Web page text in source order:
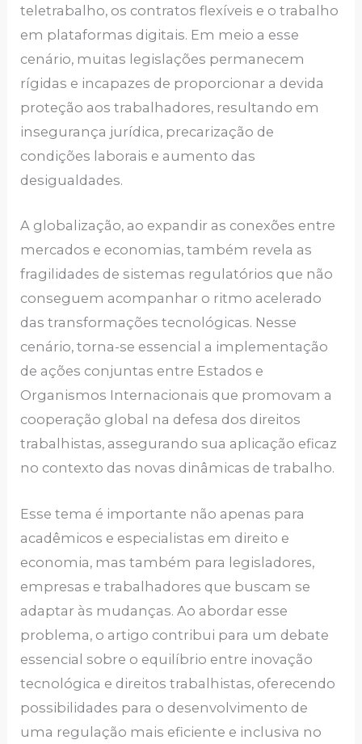
teletrabalho, os contratos flexíveis e o trabalho
em plataformas digitais. Em meio a esse
cenário, muitas legislações permanecem
rígidas e incapazes de proporcionar a devida
proteção aos trabalhadores, resultando em
insegurança jurídica, precarização de
condições laborais e aumento das
desigualdades.
A globalização, ao expandir as conexões entre
mercados e economias, também revela as
fragilidades de sistemas regulatórios que não
conseguem acompanhar o ritmo acelerado
das transformações tecnológicas. Nesse
cenário, torna-se essencial a implementação
de ações conjuntas entre Estados e
Organismos Internacionais que promovam a
cooperação global na defesa dos direitos
trabalhistas, assegurando sua aplicação eficaz
no contexto das novas dinâmicas de trabalho.
Esse tema é importante não apenas para
acadêmicos e especialistas em direito e
economia, mas também para legisladores,
empresas e trabalhadores que buscam se
adaptar às mudanças. Ao abordar esse
problema, o artigo contribui para um debate
essencial sobre o equilíbrio entre inovação
tecnológica e direitos trabalhistas, oferecendo
possibilidades para o desenvolvimento de
uma regulação mais eficiente e inclusiva no